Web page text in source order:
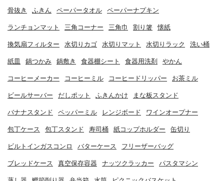
骨抜き ふきん ペーパータオル ペーパーナプキン
ランチョンマット 三角コーナー 三角巾 割り箸 懐紙
換気扇フィルター 水切りカゴ 水切りマット 水切りラック 洗い桶
紙皿 鍋つかみ 鍋敷き 食器棚シート 食器用洗剤 やかん
コーヒーメーカー コーヒーミル コーヒードリッパー お茶ミル
ビールサーバー だしポット ふきんかけ まな板スタンド
バナナスタンド ペッパーミル レンジボード ワインオープナー
包丁ケース 包丁スタンド 寿司桶 紙コップホルダー 缶切り
ビルトインガスコンロ バターケース フリーザーバッグ
ブレッドケース 真空保存容器 ナッツクラッカー パスタマシン